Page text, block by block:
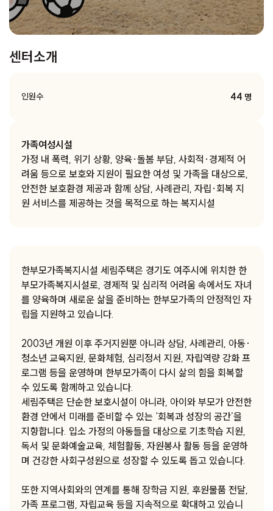
센터소개
인원수 44 명
가족여성시설
가정 내 폭력, 위기 상황, 양육·돌봄 부담, 사회적·경제적 어
려움 등으로 보호와 지원이 필요한 여성 및 가족을 대상으로,
안전한 보호환경 제공과 함께 상담, 사례관리, 자립·회복 지
원 서비스를 제공하는 것을 목적으로 하는 복지시설
한부모가족복지시설 세림주택은 경기도 여주시에 위치한 한
부모가족복지시설로, 경제적 및 심리적 어려움 속에서도 자녀
를 양육하며 새로운 삶을 준비하는 한부모가족의 안정적인 자
립을 지원하고 있습니다.
2003년 개원 이후 주거지원뿐 아니라 상담, 사례관리, 아동·
청소년 교육지원, 문화체험, 심리정서 지원, 자립역량 강화 프
로그램 등을 운영하며 한부모가족이 다시 삶의 힘을 회복할
수 있도록 함께하고 있습니다.
세림주택은 단순한 보호시설이 아니라, 아이와 부모가 안전한
환경 안에서 미래를 준비할 수 있는 ‘회복과 성장의 공간’을
지향합니다. 입소 가정의 아동들을 대상으로 기초학습 지원,
독서 및 문화예술교육, 체험활동, 자원봉사 활동 등을 운영하
며 건강한 사회구성원으로 성장할 수 있도록 돕고 있습니다.
또한 지역사회와의 연계를 통해 장학금 지원, 후원물품 전달,
가족 프로그램, 자립교육 등을 지속적으로 확대하고 있습니